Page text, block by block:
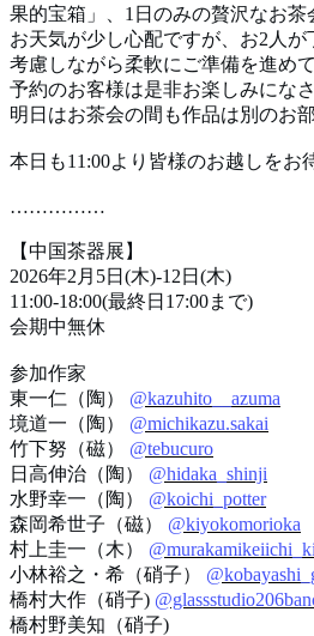
果的宝箱」、 1 日のみの贅沢なお茶
お天気が少し心配ですが、お2 人が
考慮しながら柔軟にご準備を進め
予約のお客様は是非お楽しみにな
明日はお茶会の間も作品は別のお
本日も11:00より皆様のお越しをお
……………
【中国茶器展】
2026年2 月 5日 (木)-12 日 (木)
11:00-18:00(最終日 17:00まで)
会期中無休
参加作家
東一仁（陶）
@kazuhito__azuma
境道一（陶）
@michikazu.sakai
竹下努（磁）
@tebucuro
日高伸治（陶）
@hidaka_shinji
水野幸一（陶）
@koichi_potter
森岡希世子（磁）
@kiyokomorioka
村上圭一（木）
小林裕之・希（硝子）
橋村大作（硝子)
橋村野美知（硝子)